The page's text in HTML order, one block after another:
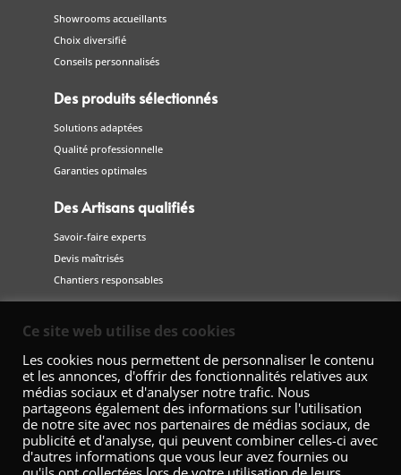
Showrooms accueillants
Choix diversifié
Conseils personnalisés
Des produits sélectionnés
Solutions adaptées
Qualité professionnelle
Garanties optimales
Des Artisans qualifiés
Savoir-faire experts
Devis maîtrisés
Chantiers responsables
Ce site web utilise des cookies
Les cookies nous permettent de personnaliser le contenu
et les annonces, d'offrir des fonctionnalités relatives aux
médias sociaux et d'analyser notre trafic. Nous
partageons également des informations sur l'utilisation
de notre site avec nos partenaires de médias sociaux, de
publicité et d'analyse, qui peuvent combiner celles-ci avec
d'autres informations que vous leur avez fournies ou